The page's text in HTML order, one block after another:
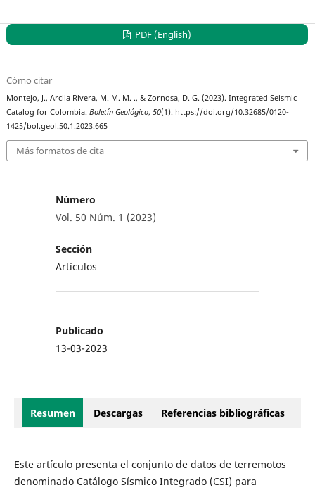
PDF (English)
Cómo citar
Montejo, J., Arcila Rivera, M. M. M. ., & Zornosa, D. G. (2023). Integrated Seismic
Catalog for Colombia.Boletín Geológico,50(1). https://doi.org/10.32685/0120-
1425/bol.geol.50.1.2023.665
Más formatos de cita
Número
Vol. 50 Núm. 1 (2023)
Sección
Artículos
Publicado
13-03-2023
Resumen Descargas Referencias bibliográficas
Este artículo presenta el conjunto de datos de terremotos
denominado Catálogo Sísmico Integrado (CSI) para